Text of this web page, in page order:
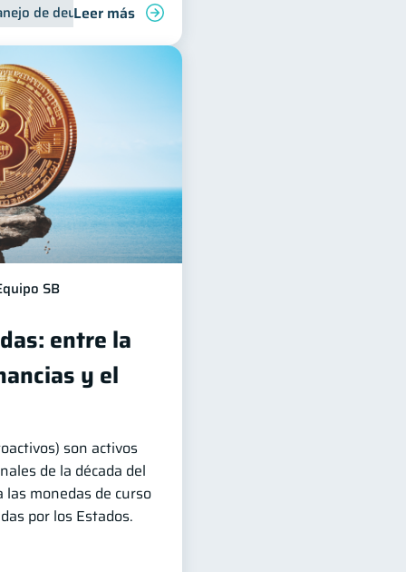
de deudas Control de deudas
Leer más
SB
entre la
y el
son activos
de la década del
monedas de curso
por los Estados.